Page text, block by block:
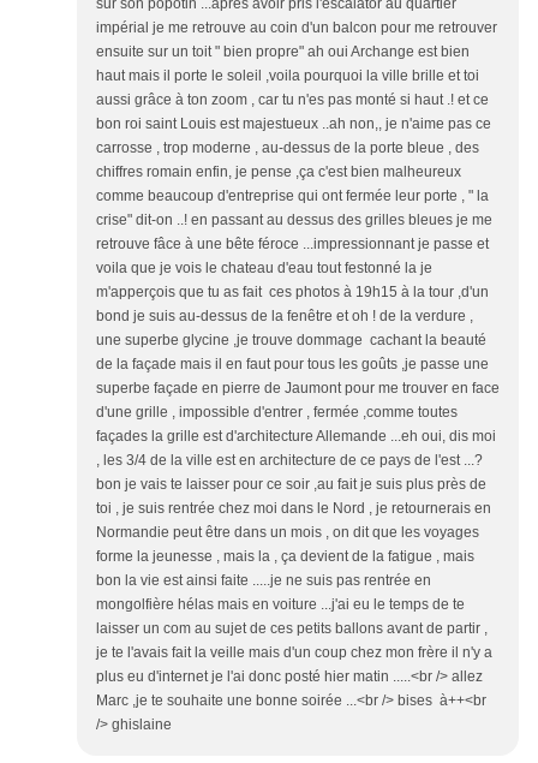
sur son popotin ...après avoir pris l'escalator au quartier
impérial je me retrouve au coin d'un balcon pour me retrouver
ensuite sur un toit " bien propre" ah oui Archange est bien
haut mais il porte le soleil ,voila pourquoi la ville brille et toi
aussi grâce à ton zoom , car tu n'es pas monté si haut .! et ce
bon roi saint Louis est majestueux ..ah non,, je n'aime pas ce
carrosse , trop moderne , au-dessus de la porte bleue , des
chiffres romain enfin, je pense ,ça c'est bien malheureux
comme beaucoup d'entreprise qui ont fermée leur porte , " la
crise" dit-on ..! en passant au dessus des grilles bleues je me
retrouve fâce à une bête féroce ...impressionnant je passe et
voila que je vois le chateau d'eau tout festonné la je
m'apperçois que tu as fait ces photos à 19h15 à la tour ,d'un
bond je suis au-dessus de la fenêtre et oh ! de la verdure ,
une superbe glycine ,je trouve dommage cachant la beauté
de la façade mais il en faut pour tous les goûts ,je passe une
superbe façade en pierre de Jaumont pour me trouver en face
d'une grille , impossible d'entrer , fermée ,comme toutes
façades la grille est d'architecture Allemande ...eh oui, dis moi
, les 3/4 de la ville est en architecture de ce pays de l'est ...?
bon je vais te laisser pour ce soir ,au fait je suis plus près de
toi , je suis rentrée chez moi dans le Nord , je retournerais en
Normandie peut être dans un mois , on dit que les voyages
forme la jeunesse , mais la , ça devient de la fatigue , mais
bon la vie est ainsi faite .....je ne suis pas rentrée en
mongolfière hélas mais en voiture ...j'ai eu le temps de te
laisser un com au sujet de ces petits ballons avant de partir ,
je te l'avais fait la veille mais d'un coup chez mon frère il n'y a
plus eu d'internet je l'ai donc posté hier matin .....<br /> allez
Marc ,je te souhaite une bonne soirée ...<br /> bises à++<br
/> ghislaine